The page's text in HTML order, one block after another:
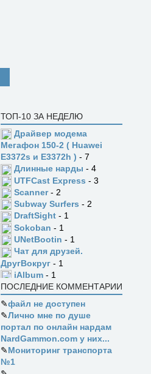
ТОП-10 ЗА НЕДЕЛЮ
Драйвер модема
Мегафон 150-2 ( Huawei
E3372s и E3372h ) - 7
Длинные нарды - 4
UTFCast Express - 3
Scanner- 2
Subway Surfers - 2
DraftSight - 1
Sokoban - 1
UNetBootin - 1
Чат для друзей.
ДругВокруг - 1
jAlbum - 1
ПОСЛЕДНИЕ КОММЕНТАРИИ
✎файл не доступен
✎Лично мне по душе
портал по онлайн нардам
NardGammon.com у них...
✎Мониторинг транспорта
№1